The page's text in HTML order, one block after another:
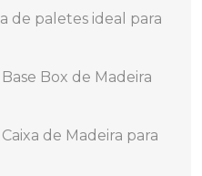
de paletes ideal para
Box de Madeira
de Madeira para